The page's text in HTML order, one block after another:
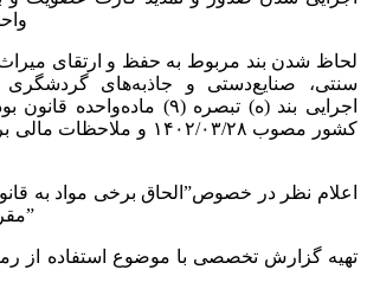
سنتی، صنایع‌دستی و جاذبه‌های گردشگری
کشور مصوب ۱۴۰۲/۰۳/۲۸ و
مقررات مالی دولت (۳)”